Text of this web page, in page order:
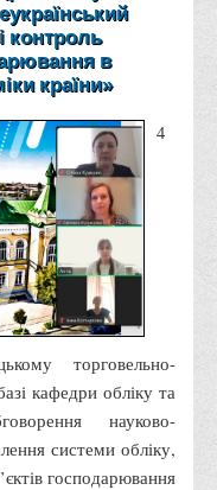
освітнього процесу в
під час війни
організацій, які
насильство,
у Вінницькій області
правду про
контроль
в
країни»
4
торговельно-
кафедри обліку та
науково-
системи обліку,
господарювання